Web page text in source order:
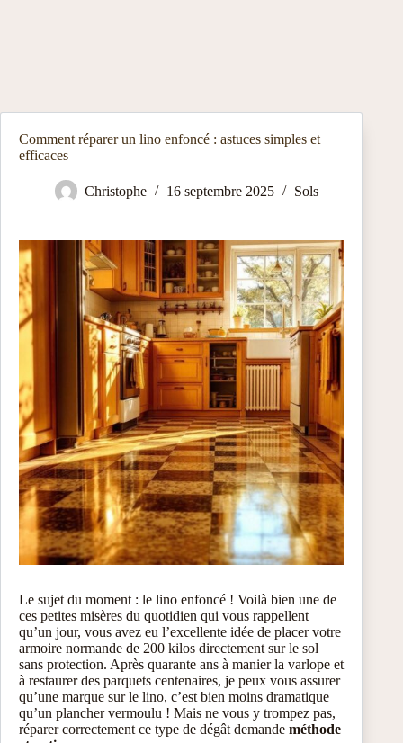
Comment réparer un lino enfoncé : astuces simples et
efficaces
Christophe 16 septembre 2025 Sols
Le sujet du moment : le lino enfoncé ! Voilà bien une de
ces petites misères du quotidien qui vous rappellent
qu’un jour, vous avez eu l’excellente idée de placer votre
armoire normande de 200 kilos directement sur le sol
sans protection. Après quarante ans à manier la varlope et
à restaurer des parquets centenaires, je peux vous assurer
qu’une marque sur le lino, c’est bien moins dramatique
qu’un plancher vermoulu ! Mais ne vous y trompez pas,
réparer correctement ce type de dégât demande méthode